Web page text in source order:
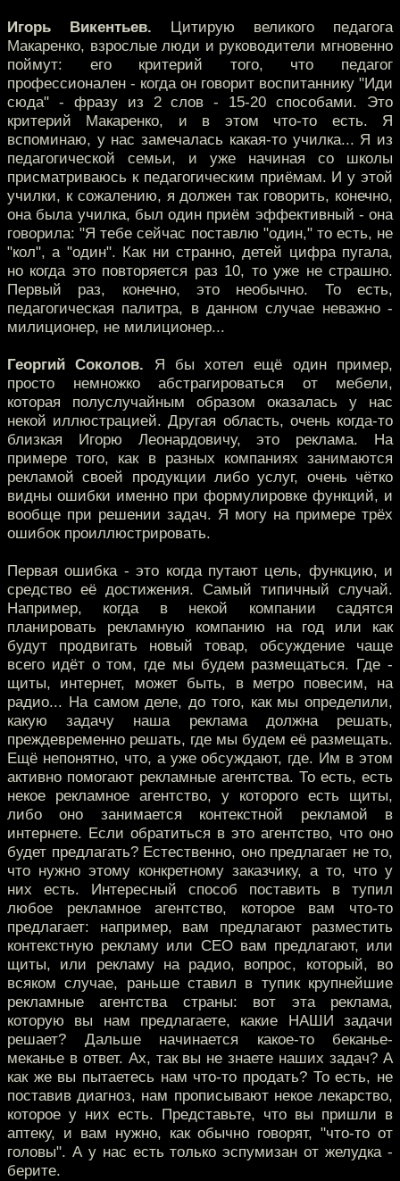
Игорь Викентьев. Цитирую великого педагога
Макаренко, взрослые люди и руководители мгновенно
поймут: его критерий того, что педагог
профессионален - когда он говорит воспитаннику "Иди
сюда" - фразу из 2 слов - 15-20 способами. Это
критерий Макаренко, и в этом что-то есть. Я
вспоминаю, у нас замечалась какая-то училка... Я из
педагогической семьи, и уже начиная со школы
присматриваюсь к педагогическим приёмам. И у этой
училки, к сожалению, я должен так говорить, конечно,
она была училка, был один приём эффективный - она
говорила: "Я тебе сейчас поставлю "один," то есть, не
"кол", а "один". Как ни странно, детей цифра пугала,
но когда это повторяется раз 10, то уже не страшно.
Первый раз, конечно, это необычно. То есть,
педагогическая палитра, в данном случае неважно -
милиционер, не милиционер...
Георгий Соколов. Я бы хотел ещё один пример,
просто немножко абстрагироваться от мебели,
которая полуслучайным образом оказалась у нас
некой иллюстрацией. Другая область, очень когда-то
близкая Игорю Леонардовичу, это реклама. На
примере того, как в разных компаниях занимаются
рекламой своей продукции либо услуг, очень чётко
видны ошибки именно при формулировке функций, и
вообще при решении задач. Я могу на примере трёх
ошибок проиллюстрировать.
Первая ошибка - это когда путают цель, функцию, и
средство её достижения. Самый типичный случай.
Например, когда в некой компании садятся
планировать рекламную компанию на год или как
будут продвигать новый товар, обсуждение чаще
всего идёт о том, где мы будем размещаться. Где -
щиты, интернет, может быть, в метро повесим, на
радио... На самом деле, до того, как мы определили,
какую задачу наша реклама должна решать,
преждевременно решать, где мы будем её размещать.
Ещё непонятно, что, а уже обсуждают, где. Им в этом
активно помогают рекламные агентства. То есть, есть
некое рекламное агентство, у которого есть щиты,
либо оно занимается контекстной рекламой в
интернете. Если обратиться в это агентство, что оно
будет предлагать? Естественно, оно предлагает не то,
что нужно этому конкретному заказчику, а то, что у
них есть. Интересный способ поставить в тупил
любое рекламное агентство, которое вам что-то
предлагает: например, вам предлагают разместить
контекстную рекламу или СЕО вам предлагают, или
щиты, или рекламу на радио, вопрос, который, во
всяком случае, раньше ставил в тупик крупнейшие
рекламные агентства страны: вот эта реклама,
которую вы нам предлагаете, какие НАШИ задачи
решает? Дальше начинается какое-то беканье-
меканье в ответ. Ах, так вы не знаете наших задач? А
как же вы пытаетесь нам что-то продать? То есть, не
поставив диагноз, нам прописывают некое лекарство,
которое у них есть. Представьте, что вы пришли в
аптеку, и вам нужно, как обычно говорят, "что-то от
головы". А у нас есть только эспумизан от желудка -
берите.